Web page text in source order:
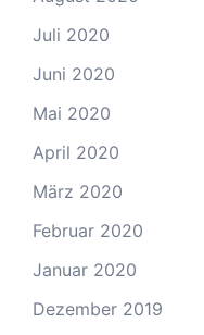
Juli 2020
Juni 2020
Mai 2020
April 2020
März 2020
Februar 2020
Januar 2020
Dezember 2019